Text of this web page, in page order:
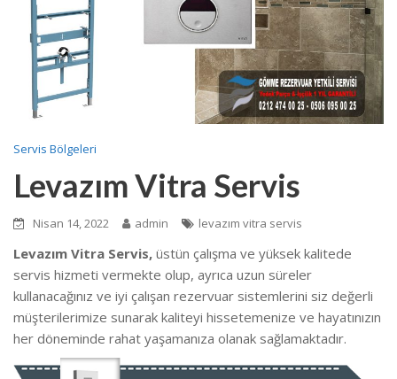
Servis Bölgeleri
Levazım Vitra Servis
Nisan 14, 2022 admin levazım vitra servis
Levazım Vitra Servis, üstün çalışma ve yüksek kalitede
servis hizmeti vermekte olup, ayrıca uzun süreler
kullanacağınız ve iyi çalışan rezervuar sistemlerini siz değerli
müşterilerimize sunarak kaliteyi hissetemenize ve hayatınızın
her döneminde rahat yaşamanıza olanak sağlamaktadır.